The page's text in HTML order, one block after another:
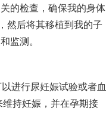
的检查，确保我的身体
然后将其移植到我的子
监测。
进行尿妊娠试验或者血
持妊娠，并在孕期接